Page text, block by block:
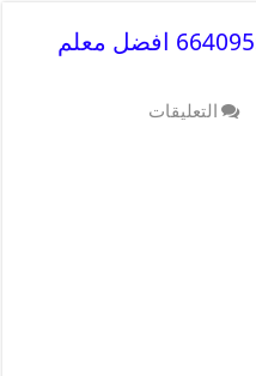
خدمة كهربائي اليرموك 66409555 افضل معلم
التعليقات